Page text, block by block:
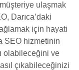
ulaşmak
Darıca’daki
için hayati
SEO hizmetinin
olabileceğini ve
çıkabileceğinizi